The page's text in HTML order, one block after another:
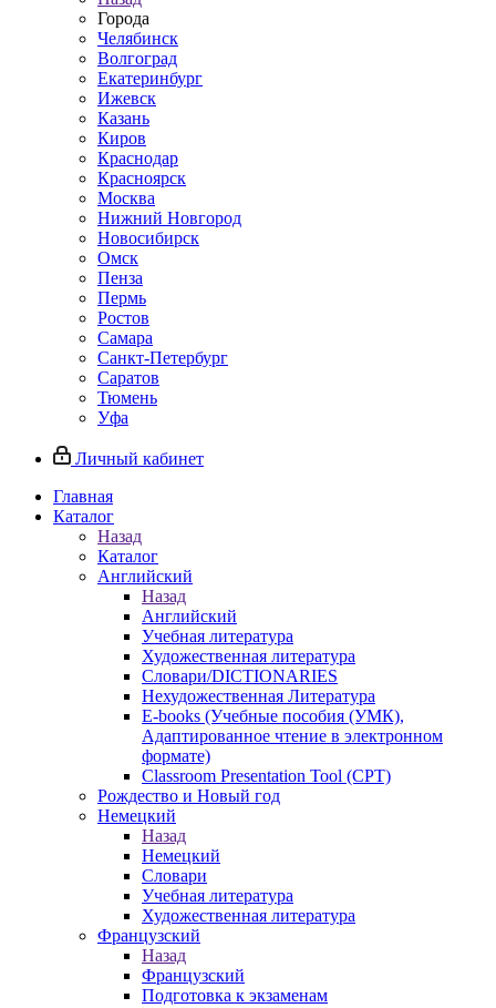
Города
Челябинск
Волгоград
Екатеринбург
Ижевск
Казань
Киров
Краснодар
Красноярск
Москва
Нижний Новгород
Новосибирск
Омск
Пенза
Пермь
Ростов
Самара
Санкт-Петербург
Саратов
Тюмень
Уфа
Личный кабинет
Главная
Каталог
Назад
Каталог
Английский
Назад
Английский
Учебная литература
Художественная литература
Словари/DICTIONARIES
Нехудожественная Литература
E-books (Учебные пособия (УМК),
Адаптированное чтение в электронном
формате)
Classroom Presentation Tool (CPT)
Рождество и Новый год
Немецкий
Назад
Немецкий
Словари
Учебная литература
Художественная литература
Французский
Назад
Французский
Подготовка к экзаменам